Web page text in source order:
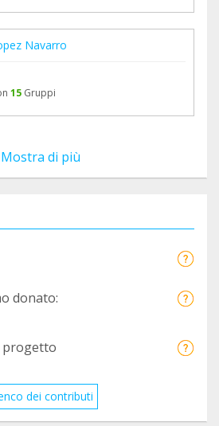
Navarro
15 Gruppi
Mostra di più
donato:
progetto
dei contributi